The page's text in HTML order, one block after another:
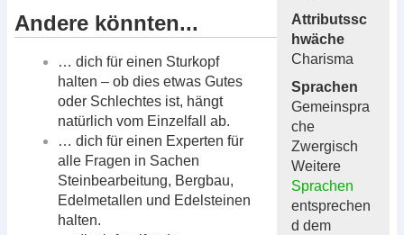
Attributssc
hwäche
Charisma
Sprachen
Gemeinspra
che
Zwergisch
Weitere
Sprachen
entsprechen
d dem
Andere könnten...
… dich für einen Sturkopf
halten – ob dies etwas Gutes
oder Schlechtes ist, hängt
natürlich vom Einzelfall ab.
… dich für einen Experten für
alle Fragen in Sachen
Steinbearbeitung, Bergbau,
Edelmetallen und Edelsteinen
halten.